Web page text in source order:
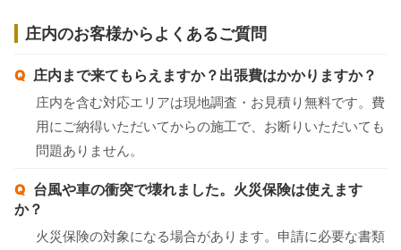
庄内のお客様からよくあるご質問
庄内まで来てもらえますか？出張費はかかりますか？
庄内を含む対応エリアは現地調査・お見積り無料です。費
用にご納得いただいてからの施工で、お断りいただいても
問題ありません。
台風や車の衝突で壊れました。火災保険は使えます
か？
火災保険の対象になる場合があります。申請に必要な書類